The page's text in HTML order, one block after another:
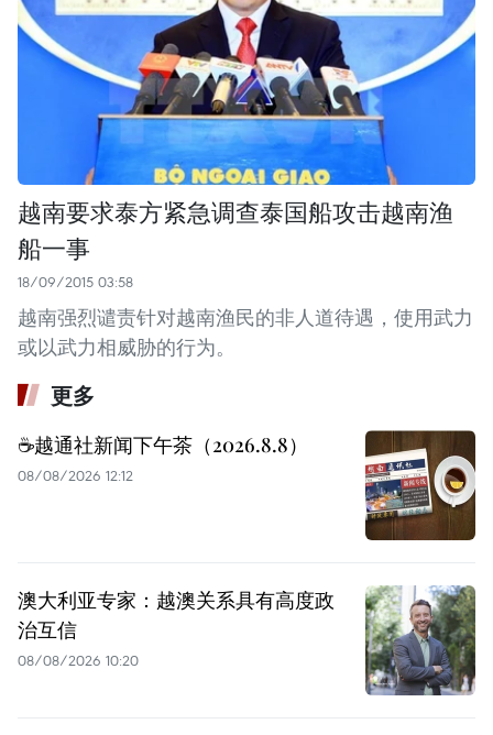
越南要求泰方紧急调查泰国船攻击越南渔
船一事
18/09/2015 03:58
越南强烈谴责针对越南渔民的非人道待遇，使用武力
或以武力相威胁的行为。
更多
☕️越通社新闻下午茶（2026.8.8）
08/08/2026 12:12
澳大利亚专家：越澳关系具有高度政
治互信
08/08/2026 10:20